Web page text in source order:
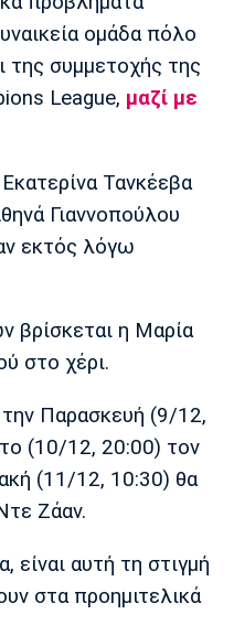
Πανσερραϊκός
Ατλέτικο
Μαδρίτης
Άρσεναλ
Γιουβέντους
ομάδα πόλο
της συμμετοχής της
League, μαζί με
Εκατερίνα Τανκέεβα
Γιαννοπούλου
εκτός λόγω
βρίσκεται η Μαρία
στο χέρι.
Παρασκευή (9/12,
(10/12, 20:00) τον
(11/12, 10:30) θα
Ζάαν.
είναι αυτή τη στιγμή
στα προημιτελικά